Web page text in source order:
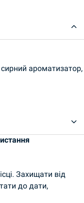
сирний ароматизатор,
Захищати від
до дати,